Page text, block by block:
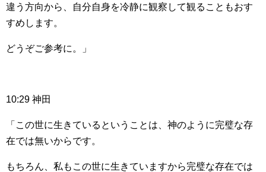
違う方向から、自分自身を冷静に観察して観ることもおす
すめします。
どうぞご参考に。」
10:29 神田
「この世に生きているということは、神のように完璧な存
在では無いからです。
もちろん、私もこの世に生きていますから完璧な存在では